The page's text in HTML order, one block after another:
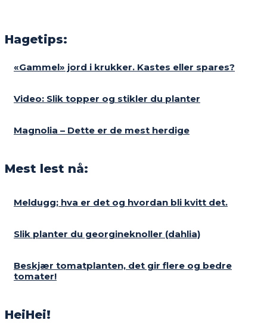
Hagetips:
«Gammel» jord i krukker. Kastes eller spares?
Video: Slik topper og stikler du planter
Magnolia – Dette er de mest herdige
Mest lest nå:
Meldugg; hva er det og hvordan bli kvitt det.
Slik planter du georgineknoller (dahlia)
Beskjær tomatplanten, det gir flere og bedre
tomater!
HeiHei!